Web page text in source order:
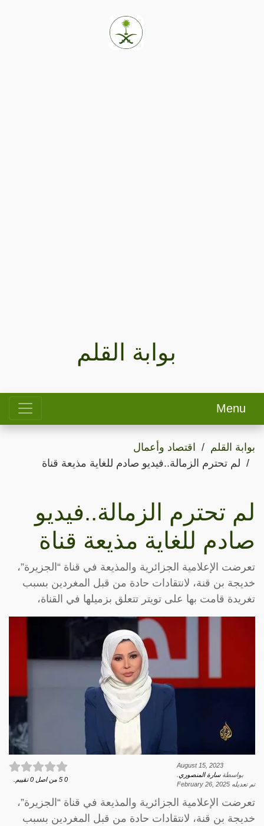
بوابة القلم
Menu
بوابة القلم
اقتصاد وأعمال
لم تحترم الزمالة..فيديو صادم للغاية مذيعة قناة
لم تحترم الزمالة..فيديو
صادم للغاية مذيعة قناة
تعرضت الإعلامية الجزائرية والمذيعة في قناة “الجزيرة”،
خديجة بن قنة، لانتقادات حادة من قبل المغردين بسبب
تغريدة قامت بها على تويتر تتعلق بزميلها في القناة،
August 15, 2023
بواسطةسارة المنصوري
تم تعديله February 26, 2025
0
5 من اصل 0 تقييم.
تعرضت الإعلامية الجزائرية والمذيعة في قناة “الجزيرة”،
خديجة بن قنة، لانتقادات حادة من قبل المغردين بسبب